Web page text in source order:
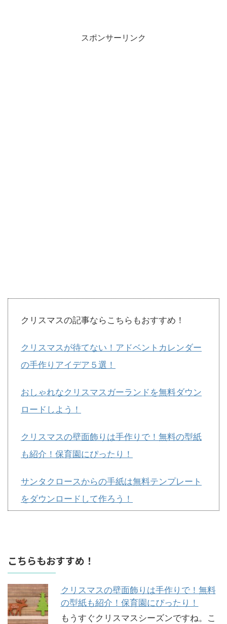
スポンサーリンク
クリスマスの記事ならこちらもおすすめ！
クリスマスが待てない！アドベントカレンダー
の手作りアイデア５選！
おしゃれなクリスマスガーランドを無料ダウン
ロードしよう！
クリスマスの壁面飾りは手作りで！無料の型紙
も紹介！保育園にぴったり！
サンタクロースからの手紙は無料テンプレート
をダウンロードして作ろう！
こちらもおすすめ！
クリスマスの壁面飾りは手作りで！無料
の型紙も紹介！保育園にぴったり！
もうすぐクリスマスシーズンですね。こ